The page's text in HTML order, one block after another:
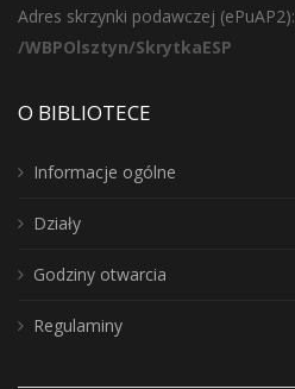
Adres skrzynki podawczej (ePuAP2):
/WBPOlsztyn/SkrytkaESP
O BIBLIOTECE
Informacje ogólne
Działy
Godziny otwarcia
Regulaminy